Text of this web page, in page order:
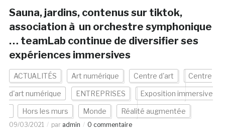
Sauna, jardins, contenus sur tiktok,
association à un orchestre symphonique
… teamLab continue de diversifier ses
expériences immersives
ACTUALITÉS Art numérique Centre d'art Centre
d'art numérique ENTREPRISES Exposition immersive
Hors les murs Monde Réalité augmentée
09/03/2021 par admin 0 commentaire